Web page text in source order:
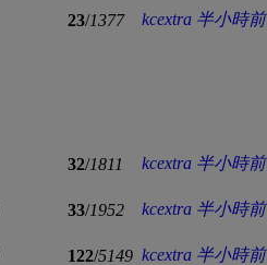
23/1377 kcextra 半小時前
32/1811 kcextra 半小時前
33/1952 kcextra 半小時前
122/5149 kcextra 半小時前